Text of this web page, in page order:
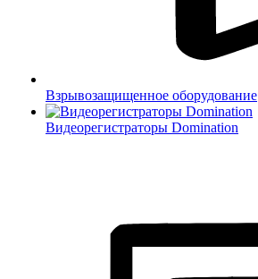
Взрывозащищенное оборудование
Видеорегистраторы Domination